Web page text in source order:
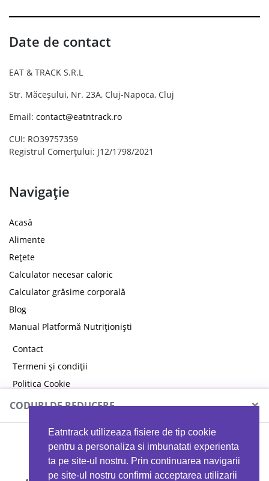
Eatntrack utilizeaza fisiere de tip cookie
pentru a personaliza si imbunatati experienta
ta pe site-ul nostru. Prin continuarea navigarii
pe site-ul nostru confirmi acceptarea utilizarii
Date de contact
EAT & TRACK S.R.L
Str. Măceșului, Nr. 23A, Cluj-Napoca, Cluj
Email: contact@eatntrack.ro
CUI: RO39757359
Registrul Comerțului: J12/1798/2021
Navigație
Acasă
Alimente
Rețete
Calculator necesar caloric
Calculator grăsime corporală
Blog
Manual Platformă Nutriționiști
Contact
Termeni și condiții
Politica Cookie
Politica de confidențialitate
CODURI DE REDUCERE ×
MYPROTEIN